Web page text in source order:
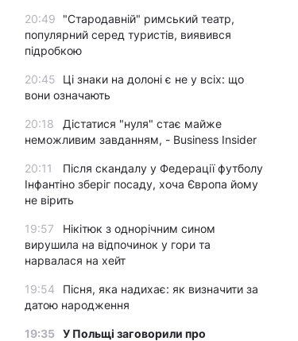
20:49
"Стародавній" римський театр,
популярний серед туристів, виявився
підробкою
20:45
Ці знаки на долоні є не у всіх: що
вони означають
20:18
Дістатися "нуля" стає майже
неможливим завданням, - Business Insider
20:11
Після скандалу у Федерації футболу
Інфантіно зберіг посаду, хоча Європа йому
не вірить
19:57
Нікітюк з однорічним сином
вирушила на відпочинок у гори та
нарвалася на хейт
19:54
Пісня, яка надихає: як визначити за
датою народження
19:35 У Польщі заговорили про